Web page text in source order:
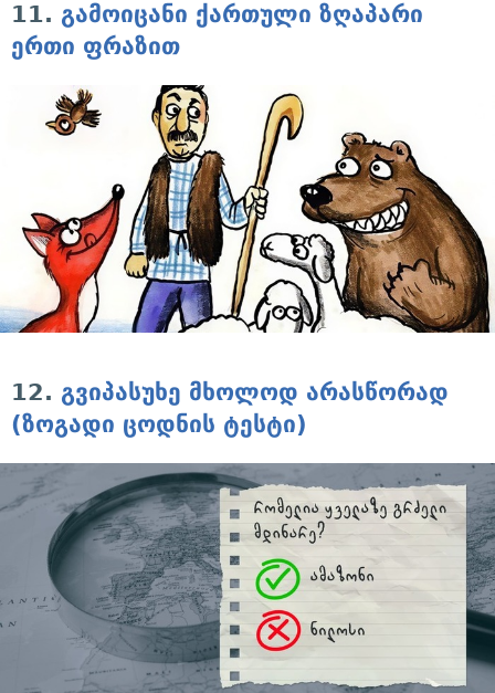
11. გამოიცანი ქართული ზღაპარი
ერთი ფრაზით
12. გვიპასუხე მხოლოდ არასწორად
(ზოგადი ცოდნის ტესტი)